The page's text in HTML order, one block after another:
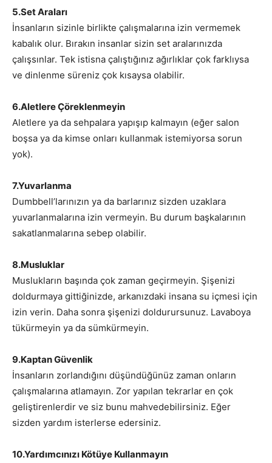
5.Set Araları
İnsanların sizinle birlikte çalışmalarına izin vermemek
kabalık olur. Bırakın insanlar sizin set aralarınızda
çalışsınlar. Tek istisna çalıştığınız ağırlıklar çok farklıysa
ve dinlenme süreniz çok kısaysa olabilir.
6.Aletlere Çöreklenmeyin
Aletlere ya da sehpalara yapışıp kalmayın (eğer salon
boşsa ya da kimse onları kullanmak istemiyorsa sorun
yok).
7.Yuvarlanma
Dumbbell’larınızın ya da barlarınız sizden uzaklara
yuvarlanmalarına izin vermeyin. Bu durum başkalarının
sakatlanmalarına sebep olabilir.
8.Musluklar
Muslukların başında çok zaman geçirmeyin. Şişenizi
doldurmaya gittiğinizde, arkanızdaki insana su içmesi için
izin verin. Daha sonra şişenizi doldurursunuz. Lavaboya
tükürmeyin ya da sümkürmeyin.
9.Kaptan Güvenlik
İnsanların zorlandığını düşündüğünüz zaman onların
çalışmalarına atlamayın. Zor yapılan tekrarlar en çok
geliştirenlerdir ve siz bunu mahvedebilirsiniz. Eğer
sizden yardım isterlerse edersiniz.
10.Yardımcınızı Kötüye Kullanmayın